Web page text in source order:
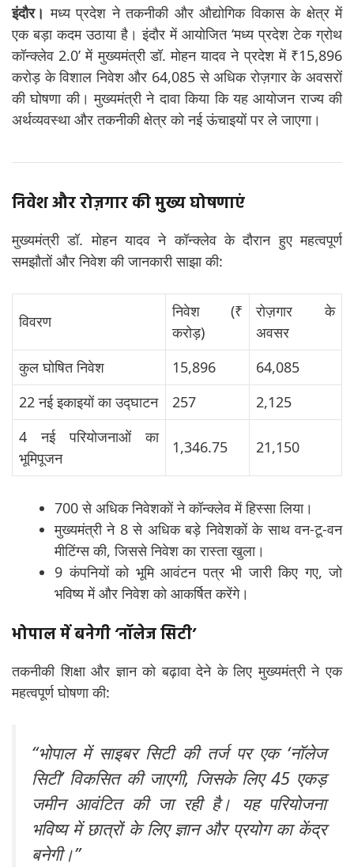
इंदौर। मध्य प्रदेश ने तकनीकी और औद्योगिक विकास के क्षेत्र में
एक बड़ा कदम उठाया है। इंदौर में आयोजित ‘मध्य प्रदेश टेक ग्रोथ
कॉन्क्लेव 2.0’ में मुख्यमंत्री डॉ. मोहन यादव ने प्रदेश में ₹15,896
करोड़ के विशाल निवेश और 64,085 से अधिक रोज़गार के अवसरों
की घोषणा की। मुख्यमंत्री ने दावा किया कि यह आयोजन राज्य की
अर्थव्यवस्था और तकनीकी क्षेत्र को नई ऊंचाइयों पर ले जाएगा।
निवेश और रोज़गार की मुख्य घोषणाएं
मुख्यमंत्री डॉ. मोहन यादव ने कॉन्क्लेव के दौरान हुए महत्वपूर्ण
समझौतों और निवेश की जानकारी साझा की:
विवरण
निवेश (₹
करोड़)
रोज़गार के
अवसर
कुल घोषित निवेश
15,896
64,085
22 नई इकाइयों का उद्घाटन
257
2,125
4 नई परियोजनाओं का
भूमिपूजन
1,346.75 21,150
700 से अधिक निवेशकों ने कॉन्क्लेव में हिस्सा लिया।
मुख्यमंत्री ने 8 से अधिक बड़े निवेशकों के साथ वन-टू-वन
मीटिंग्स की, जिससे निवेश का रास्ता खुला।
9 कंपनियों को भूमि आवंटन पत्र भी जारी किए गए, जो
भविष्य में और निवेश को आकर्षित करेंगे।
भोपाल में बनेगी ‘नॉलेज सिटी’
तकनीकी शिक्षा और ज्ञान को बढ़ावा देने के लिए मुख्यमंत्री ने एक
महत्वपूर्ण घोषणा की:
“भोपाल में साइबर सिटी की तर्ज पर एक ‘नॉलेज
सिटी’ विकसित की जाएगी, जिसके लिए 45 एकड़
जमीन आवंटित की जा रही है। यह परियोजना
भविष्य में छात्रों के लिए ज्ञान और प्रयोग का केंद्र
बनेगी।”